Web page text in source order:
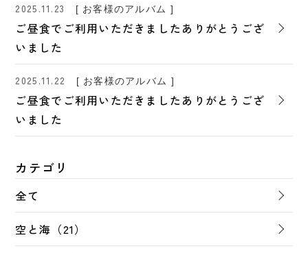
2025.11.23 [ お客様のアルバム ]
ご昼食でご利用いただきましたありがとうござ
いました
2025.11.22 [ お客様のアルバム ]
ご昼食でご利用いただきましたありがとうござ
いました
カテゴリ
全て
空と海（21）